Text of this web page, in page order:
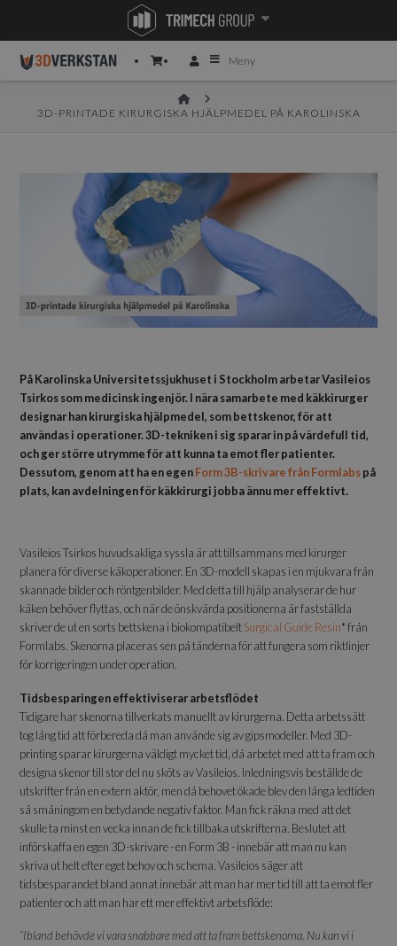
Meny
HOME
3D-PRINTADE KIRURGISKA HJÄLPMEDEL PÅ KAROLINSKA
På Karolinska Universitetssjukhuset i Stockholm arbetar Vasileios
Tsirkos som medicinsk ingenjör. I nära samarbete med käkkirurger
designar han kirurgiska hjälpmedel, som bettskenor, för att
användas i operationer. 3D-tekniken i sig sparar in på värdefull tid,
och ger större utrymme för att kunna ta emot fler patienter.
Dessutom, genom att ha en egenForm 3B-skrivare från Formlabspå
plats, kan avdelningen för käkkirurgi jobba ännu mer effektivt.
Vasileios Tsirkos huvudsakliga syssla är att tillsammans med kirurger
planera för diverse käkoperationer. En 3D-modell skapas i en mjukvara från
skannade bilder och röntgenbilder. Med detta till hjälp analyserar de hur
käken behöver flyttas, och när de önskvärda positionerna är fastställda
skriver de ut en sorts bettskena i biokompatibeltSurgical Guide Resin* från
Formlabs. Skenorna placeras sen på tänderna för att fungera som riktlinjer
för korrigeringen under operation.
Tidsbesparingen effektiviserar arbetsflödet
Tidigare har skenorna tillverkats manuellt av kirurgerna. Detta arbetssätt
tog lång tid att förbereda då man använde sig av gipsmodeller. Med 3D-
printing sparar kirurgerna väldigt mycket tid, då arbetet med att ta fram och
designa skenor till stor del nu sköts av Vasileios. Inledningsvis beställde de
utskrifter från en extern aktör, men då behovet ökade blev den långa ledtiden
så småningom en betydande negativ faktor. Man fick räkna med att det
skulle ta minst en vecka innan de fick tillbaka utskrifterna. Beslutet att
införskaffa en egen 3D-skrivare - en Form 3B - innebär att man nu kan
skriva ut helt efter eget behov och schema. Vasileios säger att
tidsbesparandet bland annat innebär att man har mer tid till att ta emot fler
patienter och att man har ett mer effektivt arbetsflöde:
“Ibland behövde vi vara snabbare med att ta fram bettskenorna. Nu kan vi i